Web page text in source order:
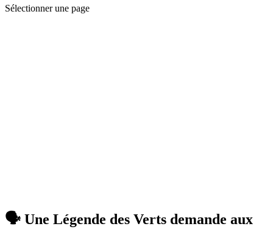
Sélectionner une page
🗣 Une Légende des Verts demande aux